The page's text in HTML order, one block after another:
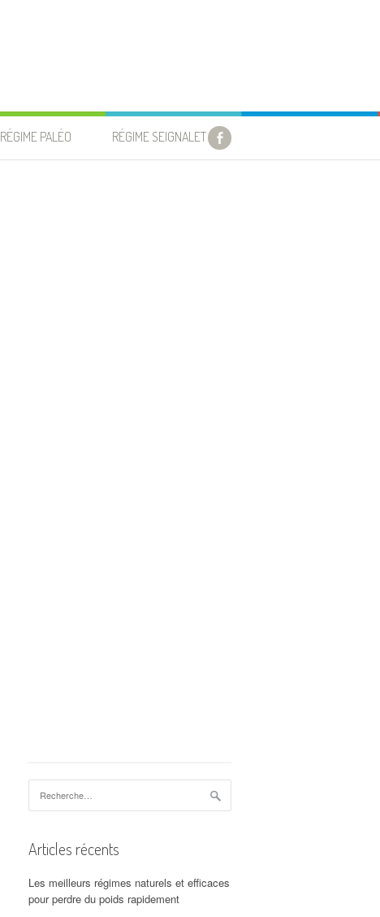
RÉGIME PALÉO RÉGIME SEIGNALET
Articles récents
Les meilleurs régimes naturels et efficaces
pour perdre du poids rapidement